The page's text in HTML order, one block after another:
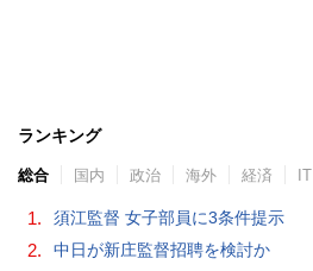
ランキング
総合 国内 政治 海外 経済 IT
1. 須江監督 女子部員に3条件提示
2. 中日が新庄監督招聘を検討か